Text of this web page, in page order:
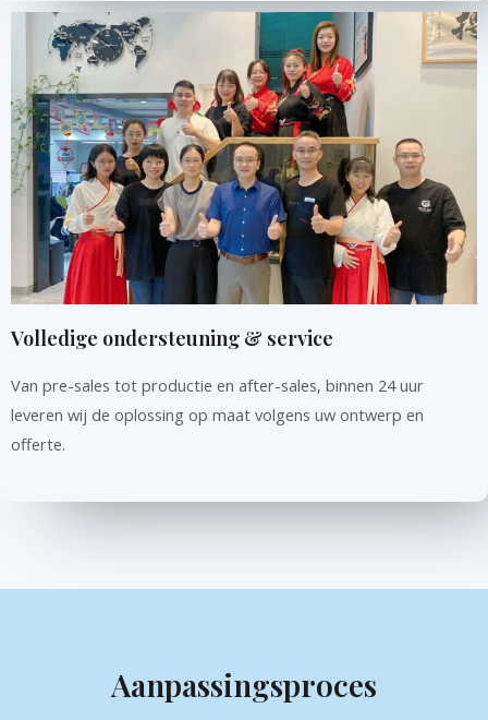
Volledige ondersteuning & service
Van pre-sales tot productie en after-sales, binnen 24 uur
leveren wij de oplossing op maat volgens uw ontwerp en
offerte.
Aanpassingsproces